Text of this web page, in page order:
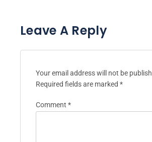
Leave A Reply
Your email address will not be
Required fields are marked *
Comment *